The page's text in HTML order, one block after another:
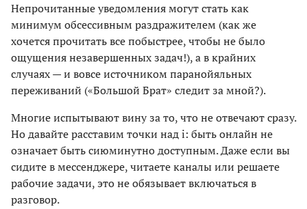
Непрочитанные уведомления могут стать как
минимум обсессивным раздражителем (как же
хочется прочитать все побыстрее, чтобы не было
ощущения незавершенных задач!), а в крайних
случаях — и вовсе источником паранойяльных
переживаний («Большой Брат» следит за мной?).
Многие испытывают вину за то, что не отвечают сразу.
Но давайте расставим точки над i: быть онлайн не
означает быть сиюминутно доступным. Даже если вы
сидите в мессенджере, читаете каналы или решаете
рабочие задачи, это не обязывает включаться в
разговор.